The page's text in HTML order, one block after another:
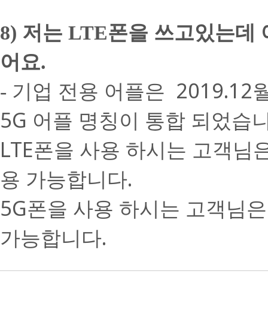
8) 저는 LTE폰을 쓰고있는데
어요.
- 기업 전용 어플은 2019.12
5G 어플 명칭이 통합 되었습
LTE폰을 사용 하시는 고객님
용 가능합니다.
5G폰을 사용 하시는 고객님
가능합니다.